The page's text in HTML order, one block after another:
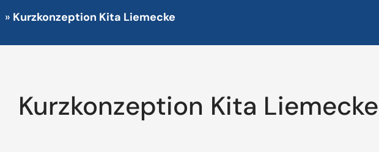
» Kurzkonzeption Kita Liemecke
Kurzkonzeption Kita Liemecke